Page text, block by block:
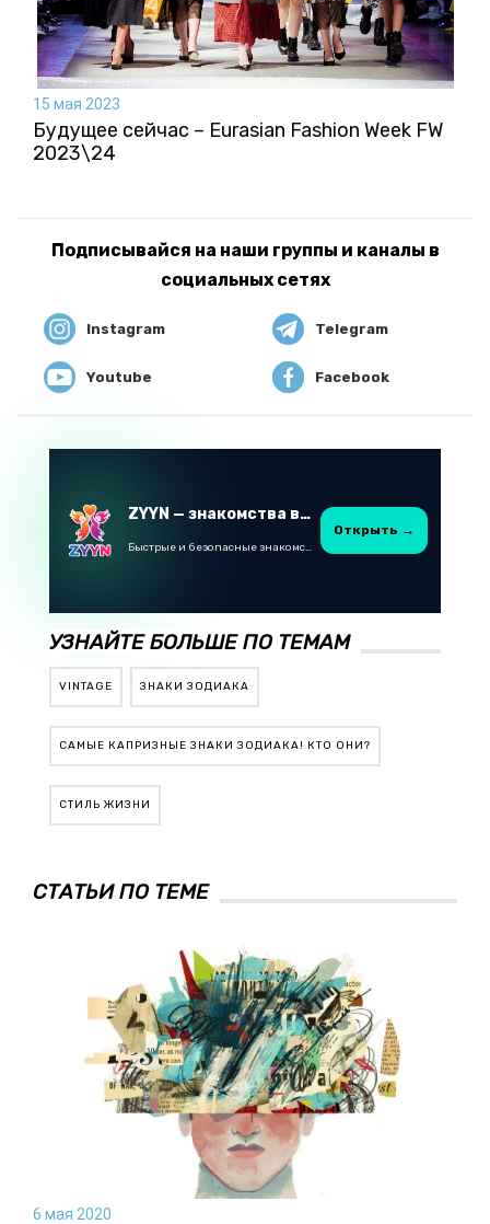
15 мая 2023
Будущее сейчас – Eurasian Fashion Week FW
2023\24
Подписывайся на наши группы и каналы в
социальных сетях
Instagram Telegram
Youtube Facebook
ZYYN — знакомства в Казахстане
Быстрые и безопасные знакомства в Telegram
Открыть →
УЗНАЙТЕ БОЛЬШЕ ПО ТЕМАМ
VINTAGE ЗНАКИ ЗОДИАКА
САМЫЕ КАПРИЗНЫЕ ЗНАКИ ЗОДИАКА! КТО ОНИ?
СТИЛЬ ЖИЗНИ
СТАТЬИ ПО ТЕМЕ
6 мая 2020